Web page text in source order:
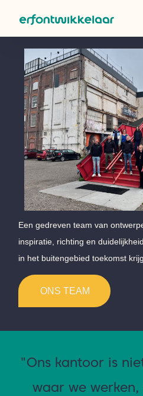
Een gedreven team van
inspiratie, richting en
in het buitengebied toekomst
ONS TEAM
"Ons kantoor is
waar we